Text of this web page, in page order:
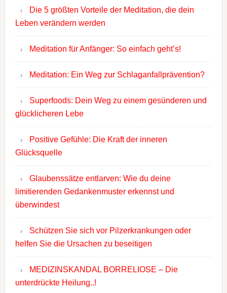
Die 5 größten Vorteile der Meditation, die dein
Leben verändern werden
Meditation für Anfänger: So einfach geht’s!
Meditation: Ein Weg zur Schlaganfallprävention?
Superfoods: Dein Weg zu einem gesünderen und
glücklicheren Lebe
Positive Gefühle: Die Kraft der inneren
Glücksquelle
Glaubenssätze entlarven: Wie du deine
limitierenden Gedankenmuster erkennst und
überwindest
Schützen Sie sich vor Pilzerkrankungen oder
helfen Sie die Ursachen zu beseitigen
MEDIZINSKANDAL BORRELIOSE – Die
unterdrückte Heilung..!